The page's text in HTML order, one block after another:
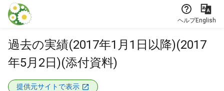
本文に飛ぶ
ヘルプEnglish
過去の実績(2017年1月1日以降)(2017
年5月2日)(添付資料)
提供元サイトで表示